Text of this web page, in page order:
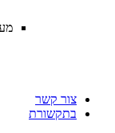
צור קשר
בתקשורת